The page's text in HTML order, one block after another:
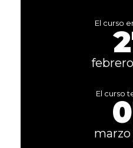
El curso
El curso
marzo